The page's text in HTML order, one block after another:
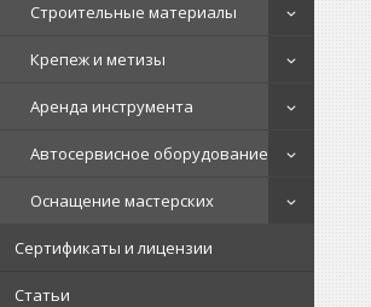
Строительные материалы
Крепеж и метизы
Аренда инструмента
Автосервисное оборудование
Оснащение мастерских
Сертификаты и лицензии
Статьи